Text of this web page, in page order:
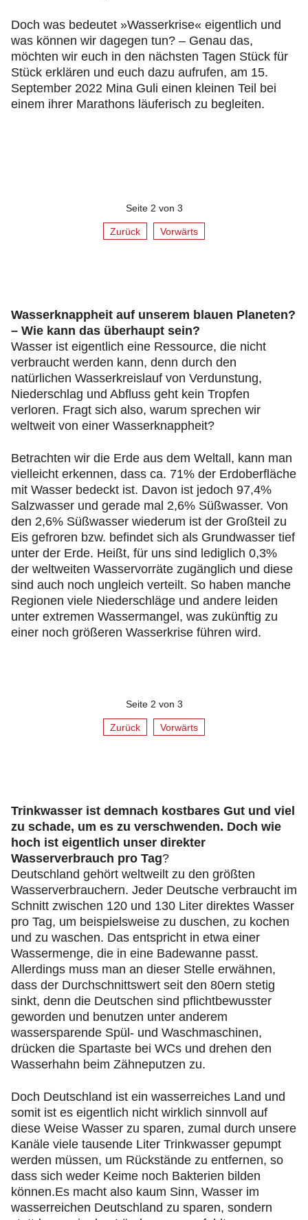
Doch was bedeutet »Wasserkrise« eigentlich und
was können wir dagegen tun? – Genau das,
möchten wir euch in den nächsten Tagen Stück für
Stück erklären und euch dazu aufrufen, am 15.
September 2022 Mina Guli einen kleinen Teil bei
einem ihrer Marathons läuferisch zu begleiten.
Seite 2 von 3
Zurück Vorwärts
Wasserknappheit auf unserem blauen Planeten?
– Wie kann das überhaupt sein?
Wasser ist eigentlich eine Ressource, die nicht
verbraucht werden kann, denn durch den
natürlichen Wasserkreislauf von Verdunstung,
Niederschlag und Abfluss geht kein Tropfen
verloren. Fragt sich also, warum sprechen wir
weltweit von einer Wasserknappheit?
Betrachten wir die Erde aus dem Weltall, kann man
vielleicht erkennen, dass ca. 71% der Erdoberfläche
mit Wasser bedeckt ist. Davon ist jedoch 97,4%
Salzwasser und gerade mal 2,6% Süßwasser. Von
den 2,6% Süßwasser wiederum ist der Großteil zu
Eis gefroren bzw. befindet sich als Grundwasser tief
unter der Erde. Heißt, für uns sind lediglich 0,3%
der weltweiten Wasservorräte zugänglich und diese
sind auch noch ungleich verteilt. So haben manche
Regionen viele Niederschläge und andere leiden
unter extremen Wassermangel, was zukünftig zu
einer noch größeren Wasserkrise führen wird.
Seite 2 von 3
Zurück Vorwärts
Trinkwasser ist demnach kostbares Gut und viel
zu schade, um es zu verschwenden. Doch wie
hoch ist eigentlich unser direkter
Wasserverbrauch pro Tag?
Deutschland gehört weltweilt zu den größten
Wasserverbrauchern. Jeder Deutsche verbraucht im
Schnitt zwischen 120 und 130 Liter direktes Wasser
pro Tag, um beispielsweise zu duschen, zu kochen
und zu waschen. Das entspricht in etwa einer
Wassermenge, die in eine Badewanne passt.
Allerdings muss man an dieser Stelle erwähnen,
dass der Durchschnittswert seit den 80ern stetig
sinkt, denn die Deutschen sind pflichtbewusster
geworden und benutzen unter anderem
wassersparende Spül- und Waschmaschinen,
drücken die Spartaste bei WCs und drehen den
Wasserhahn beim Zähneputzen zu.
Doch Deutschland ist ein wasserreiches Land und
somit ist es eigentlich nicht wirklich sinnvoll auf
diese Weise Wasser zu sparen, zumal durch unsere
Kanäle viele tausende Liter Trinkwasser gepumpt
werden müssen, um Rückstände zu entfernen, so
dass sich weder Keime noch Bakterien bilden
können.Es macht also kaum Sinn, Wasser im
wasserreichen Deutschland zu sparen, sondern